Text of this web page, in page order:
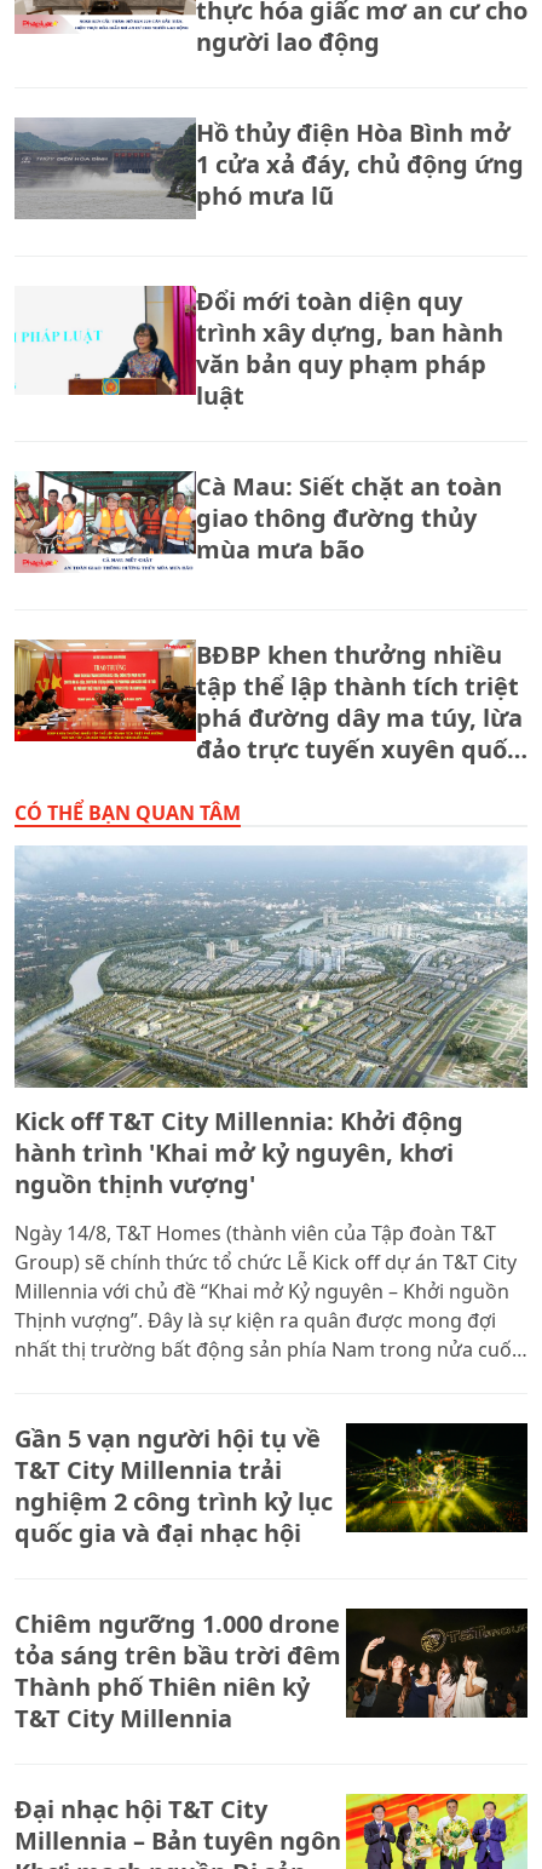
thực hóa giấc mơ an cư cho
người lao động
Hồ thủy điện Hòa Bình mở
1 cửa xả đáy, chủ động ứng
phó mưa lũ
Đổi mới toàn diện quy
trình xây dựng, ban hành
văn bản quy phạm pháp
luật
Cà Mau: Siết chặt an toàn
giao thông đường thủy
mùa mưa bão
BĐBP khen thưởng nhiều
tập thể lập thành tích triệt
phá đường dây ma túy, lừa
đảo trực tuyến xuyên quốc
CÓ THỂ BẠN QUAN TÂM
Kick off T&T City Millennia: Khởi động
hành trình 'Khai mở kỷ nguyên, khơi
nguồn thịnh vượng'
Ngày 14/8, T&T Homes (thành viên của Tập đoàn T&T
Group) sẽ chính thức tổ chức Lễ Kick off dự án T&T City
Millennia với chủ đề “Khai mở Kỷ nguyên – Khởi nguồn
Thịnh vượng”. Đây là sự kiện ra quân được mong đợi
nhất thị trường bất động sản phía Nam trong nửa cuối
Gần 5 vạn người hội tụ về
T&T City Millennia trải
nghiệm 2 công trình kỷ lục
quốc gia và đại nhạc hội
Chiêm ngưỡng 1.000 drone
tỏa sáng trên bầu trời đêm
Thành phố Thiên niên kỷ
T&T City Millennia
Đại nhạc hội T&T City
Millennia – Bản tuyên ngôn